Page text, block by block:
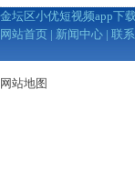
金坛区小优短视频app下
网站首页 | 新闻中心 | 联
网站地图